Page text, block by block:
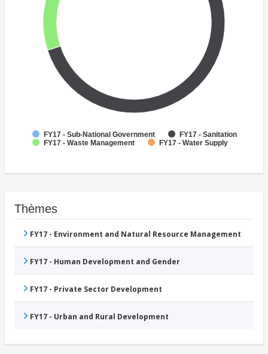
FY17 - Sub-National Government
FY17 - Sanitation
FY17 - Waste Management
FY17 - Water Supply
Thèmes
FY17 - Environment and Natural Resource Management
FY17 - Human Development and Gender
FY17 - Private Sector Development
FY17 - Urban and Rural Development